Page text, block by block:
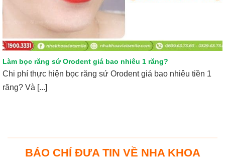
Làm bọc răng sứ Orodent giá bao nhiêu 1 răng?
Chi phí thực hiện bọc răng sứ Orodent giá bao nhiêu tiền 1
răng? Và [...]
BÁO CHÍ ĐƯA TIN VỀ NHA KHOA